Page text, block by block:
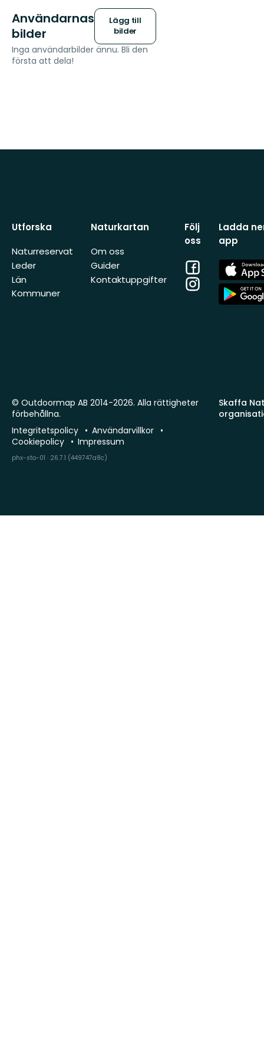
Användarnas
bilder
Lägg till
bilder
Inga användarbilder ännu. Bli den
första att dela!
Utforska
Naturreservat
Leder
Län
Kommuner
Naturkartan
Om oss
Guider
Kontaktuppgifter
Följ
oss
Facebook
Instagram
Ladda
app
App
Store
App
Store
Skaffa
© Outdoormap AB 2014-2026. Alla rättigheter
förbehållna.
Integritetspolicy
Användarvillkor
Cookiepolicy
Impressum
phx-sto-01 · 26.7.1 (449747a8c)